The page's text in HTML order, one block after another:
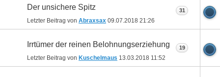
Der unsichere Spitz
Letzter Beitrag von Abraxsax 09.07.2018 21:26
31
Irrtümer der reinen Belohnungserziehung
Letzter Beitrag von Kuschelmaus 13.03.2018 11:52
19